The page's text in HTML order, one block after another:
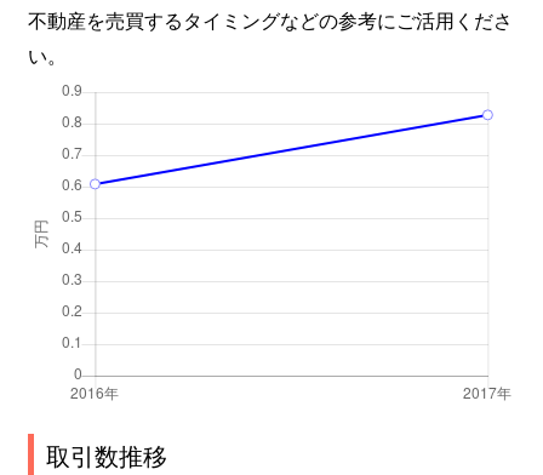
不動産を売買するタイミングなどの参考にご活用くださ
い。
取引数推移